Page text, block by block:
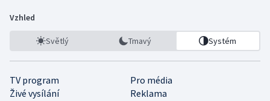
Vzhled
Světlý Tmavý Systém
TV program
Pro média
Živé vysílání
Reklama